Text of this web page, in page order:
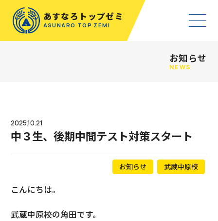
あすなろトップゼミ
ASUNARO TOP ZEMI
お知らせ
NEWS
2025.10.21
中３生、後期中間テスト対策スタート
お知らせ 武蔵中原校
こんにちは。
武蔵中原校の角田です。